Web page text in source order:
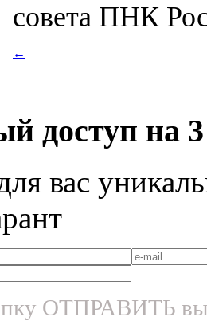
совета ПНК
←
доступ на
вас
ОТПРАВИТЬ